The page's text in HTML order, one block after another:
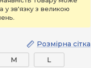
у зв'язку з великою
Розмірна сітка
M L